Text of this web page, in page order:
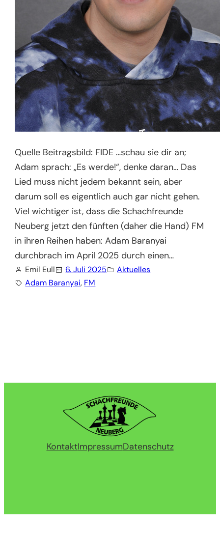
Quelle Beitragsbild: FIDE …schau sie dir an;
Adam sprach: „Es werde!“, denke daran… Das
Lied muss nicht jedem bekannt sein, aber
darum soll es eigentlich auch gar nicht gehen.
Viel wichtiger ist, dass die Schachfreunde
Neuberg jetzt den fünften (daher die Hand) FM
in ihren Reihen haben: Adam Baranyai
durchbrach im April 2025 durch einen…
Emil Eull 6. Juli 2025
Aktuelles
Adam Baranyai, FM
KontaktImpressumDatenschutz